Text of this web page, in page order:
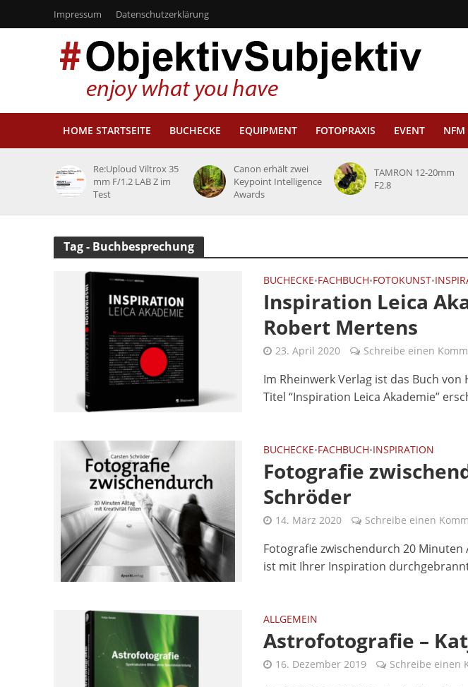
Impressum Datenschutzerklärung
HOME STARTSEITE BUCHECKE EQUIPMENT FOTOPRAXIS EVENT NFM
Re:Uploud Viltrox 35
mm F/1.2 LAB Z im
Test
Canon erhält zwei
Keypoint Intelligence
Awards
TAMRON 12-20mm
F2.8
Tag - Buchbesprechung
BUCHECKE•FACHBUCH•FOTOKUNST•
Inspiration Leica
Robert Mertens
23. April 2020 Schreibe einen
Im Rheinwerk Verlag ist das Buch
Titel “Inspiration Leica Akademie”
BUCHECKE•FACHBUCH•INSPIRATION
Fotografie
Schröder
14. März 2020 Schreibe einen
Fotografie zwischendurch 20
ist mit Ihrer Inspiration
ALLGEMEIN
Astrofotografie –
16. Dezember 2019 Schreibe einen